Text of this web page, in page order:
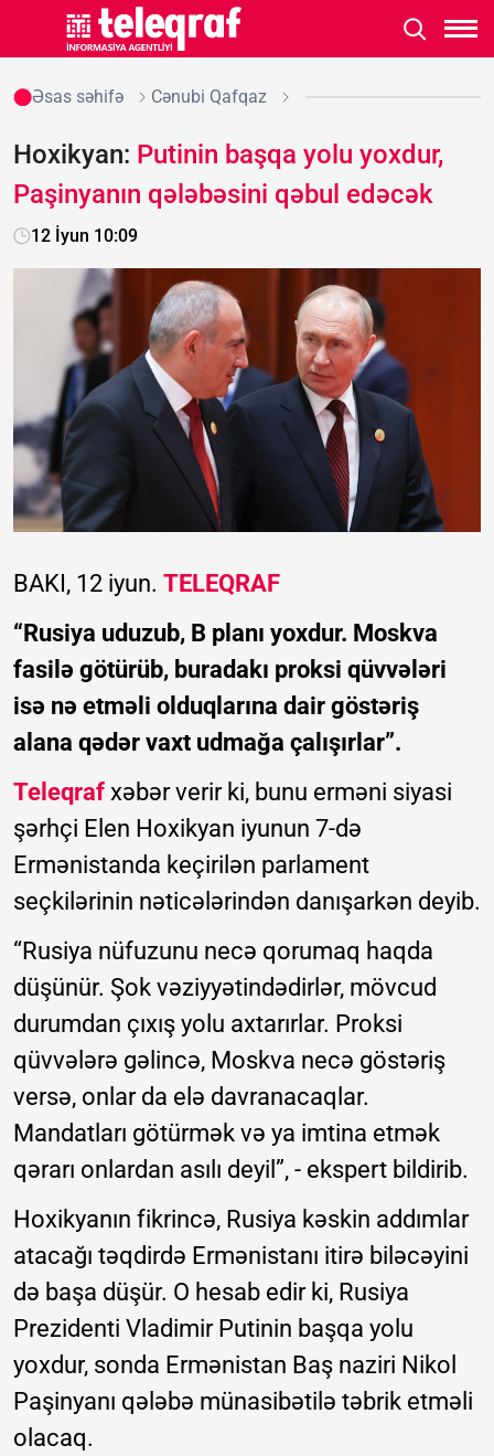
Əsas səhifə Cənubi Qafqaz
Hoxikyan: Putinin başqa yolu yoxdur,
Paşinyanın qələbəsini qəbul edəcək
12 İyun 10:09
BAKI, 12 iyun. TELEQRAF
“Rusiya uduzub, B planı yoxdur. Moskva
fasilə götürüb, buradakı proksi qüvvələri
isə nə etməli olduqlarına dair göstəriş
alana qədər vaxt udmağa çalışırlar”.
Teleqraf xəbər verir ki, bunu erməni siyasi
şərhçi Elen Hoxikyan iyunun 7-də
Ermənistanda keçirilən parlament
seçkilərinin nəticələrindən danışarkən deyib.
“Rusiya nüfuzunu necə qorumaq haqda
düşünür. Şok vəziyyətindədirlər, mövcud
durumdan çıxış yolu axtarırlar. Proksi
qüvvələrə gəlincə, Moskva necə göstəriş
versə, onlar da elə davranacaqlar.
Mandatları götürmək və ya imtina etmək
qərarı onlardan asılı deyil”, - ekspert bildirib.
Hoxikyanın fikrincə, Rusiya kəskin addımlar
atacağı təqdirdə Ermənistanı itirə biləcəyini
də başa düşür. O hesab edir ki, Rusiya
Prezidenti Vladimir Putinin başqa yolu
yoxdur, sonda Ermənistan Baş naziri Nikol
Paşinyanı qələbə münasibətilə təbrik etməli
olacaq.